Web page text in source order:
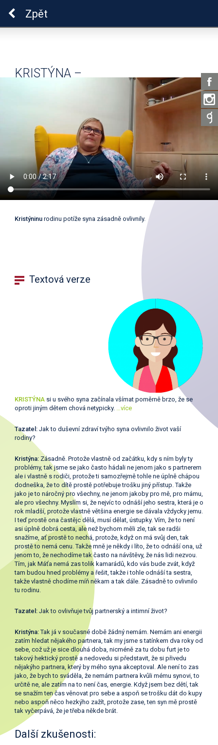
Zpět
KRISTÝNA –
DUS_03_04_02_DUSR14
Kristýninu rodinu potíže syna zásadně ovlivnily.
Textová verze
KRISTÝNA si u svého syna začínala všímat poměrně brzo, že se
oproti jiným dětem chová netypicky. …více
Tazatel: Jak to duševní zdraví tvýho syna ovlivnilo život vaší
rodiny?
Kristýna: Zásadně. Protože vlastně od začátku, kdy s ním byly ty
problémy, tak jsme se jako často hádali ne jenom jako s partnerem
ale i vlastně s rodiči, protože ti samozřejmě tohle ne úplně chápou
dodneška, že to dítě prostě potřebuje trošku jiný přístup. Takže
jako je to náročný pro všechny, ne jenom jakoby pro mě, pro mámu,
ale pro všechny. Myslím si, že nejvíc to odnáší jeho sestra, která je o
rok mladší, protože vlastně většina energie se dávala vždycky jemu.
I teď prostě ona častějc dělá, musí dělat, ústupky. Vím, že to není
asi úplně dobrá cesta, ale než bychom měli zle, tak se radši
snažíme, ať prostě to nechá, protože, když on má svůj den, tak
prostě to nemá cenu. Takže mně je někdy i líto, že to odnáší ona, už
jenom to, že nechodíme tak často na návštěvy, že nás lidi nezvou.
Tím, jak Máťa nemá zas tolik kamarádů, kdo vás bude zvát, když
tam budou hned problémy a řešit, takže i tohle odnáší ta sestra,
takže vlastně chodíme míň někam a tak dále. Zásadně to ovlivnilo
tu rodinu.
Tazatel: Jak to ovlivňuje tvůj partnerský a intimní život?
Kristýna:Tak já v současné době žádný nemám. Nemám ani energii
zatím hledat nějakého partnera, tak my jsme s tatínkem dva roky od
sebe, což už je sice dlouhá doba, nicméně za tu dobu furt je to
takový hektický prostě a nedovedu si představit, že si přivedu
nějakýho partnera, který by mého syna akceptoval. Ale není to zas
jako, že bych to sváděla, že nemám partnera kvůli mému synovi, to
určitě ne, ale zatím na to není čas, energie. Když jsem bez dětí, tak
se snažím ten čas věnovat pro sebe a aspoň se trošku dát do kupy
nebo aspoň něco hezkýho zažít, protože zase, ten syn mě prostě
tak vyčerpává, že je třeba někde brát.
Další zkušenosti: